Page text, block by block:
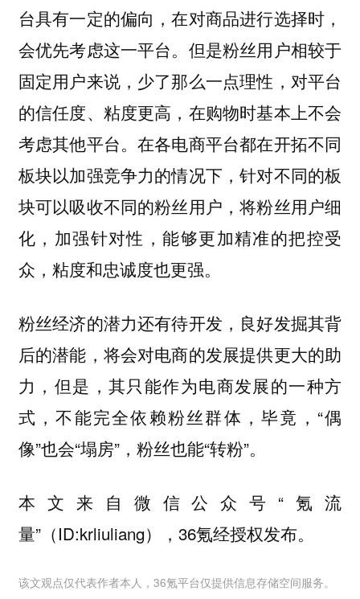
台具有一定的偏向，在对商品进行选择时，
会优先考虑这一平台。但是粉丝用户相较于
固定用户来说，少了那么一点理性，对平台
的信任度、粘度更高，在购物时基本上不会
考虑其他平台。在各电商平台都在开拓不同
板块以加强竞争力的情况下，针对不同的板
块可以吸收不同的粉丝用户，将粉丝用户细
化，加强针对性，能够更加精准的把控受
众，粘度和忠诚度也更强。
粉丝经济的潜力还有待开发，良好发掘其背
后的潜能，将会对电商的发展提供更大的助
力，但是，其只能作为电商发展的一种方
式，不能完全依赖粉丝群体，毕竟，“偶
像”也会“塌房”，粉丝也能“转粉”。
本文来自微信公众号“氪流
量”（ID:krliuliang），36氪经授权发布。
该文观点仅代表作者本人，36氪平台仅提供信息存储空间服务。